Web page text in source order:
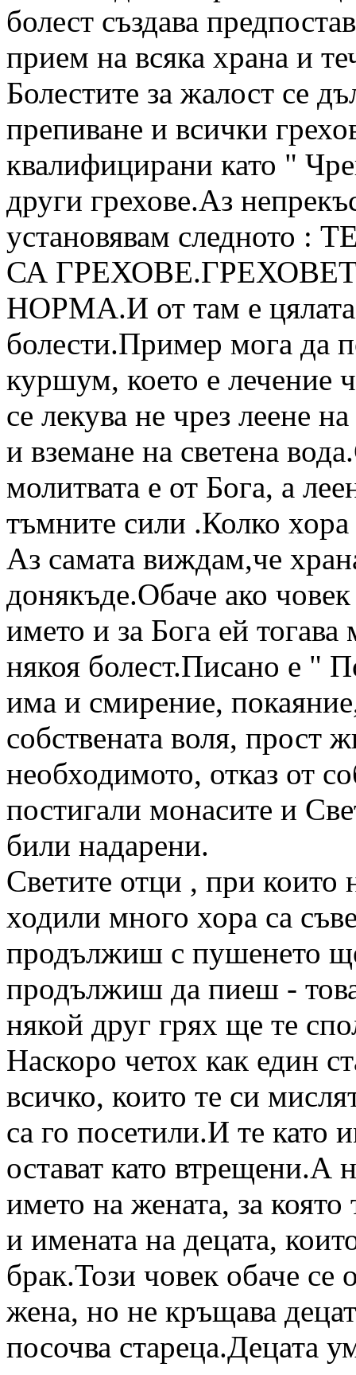
болест създава
прием на всяка храна и
Болестите за жалост се
препиване и всички
квалифицирани като "
други грехове.Аз
установявам следното
СА
НОРМА.И от там е цялата
болести.Пример мога да
куршум, което е лечение
се лекува не чрез леене
и вземане на светена
молитвата е от Бога, а
тъмните сили .Колко хора
Аз самата виждам,че
донякъде.Обаче ако
името и за Бога ей тогава
някоя болест.Писано е "
има и смирение,
собствената воля, прост
необходимото, отказ от
постигали монасите и
били надарени.
Светите отци , при които
ходили много хора са
продължиш с пушенето
продължиш да пиеш -
някой друг грях ще те
Наскоро четох как един
всичко, които те си
са го посетили.И те като
остават като втрещени.А
името на жената, за
и имената на децата,
брак.Този човек обаче се
жена, но не кръщава
посочва стареца.Децата